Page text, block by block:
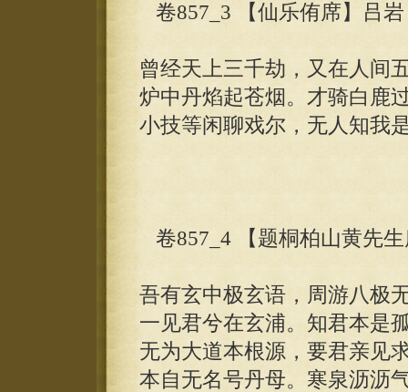
卷857_3 【仙乐侑席】吕岩
曾经天上三千劫，又在人间
炉中丹焰起苍烟。才骑白鹿
小技等闲聊戏尔，无人知我
卷857_4 【题桐柏山黄先
吾有玄中极玄语，周游八极
一见君兮在玄浦。知君本是
无为大道本根源，要君亲见
本自无名号丹母。寒泉沥沥